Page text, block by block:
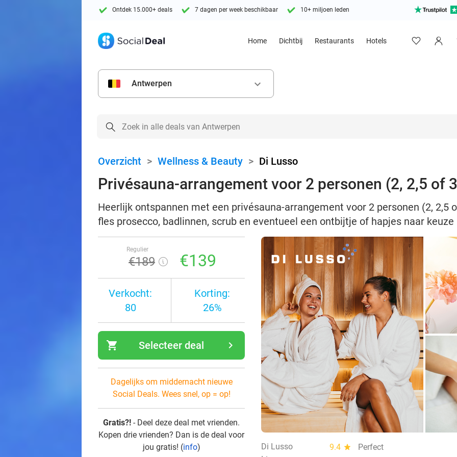
Ontdek 15.000+ deals 7 dagen per week beschikbaar 10+ miljoen leden
Home Dichtbij Restaurants Hotels
Antwerpen keyboard_arrow_down
Overzicht > Wellness & Beauty > Di Lusso
Privésauna-arrangement voor 2 personen (2, 2,5 of
Heerlijk ontspannen met een privésauna-arrangement voor 2 personen (2, 2,5
fles prosecco, badlinnen, scrub en eventueel een ontbijtje of hapjes naar keuze
Regulier
€189 €139
Verkocht:
80
Korting:
26%
shopping_cart navigate_next
Selecteer deal
Dagelijks om middernacht nieuwe
Social Deals. Wees snel, op = op!
Gratis?! - Deel deze deal met vrienden.
Kopen drie vrienden? Dan is de deal voor
jou gratis! (info) Di Lusso 9.4 star
Perfect